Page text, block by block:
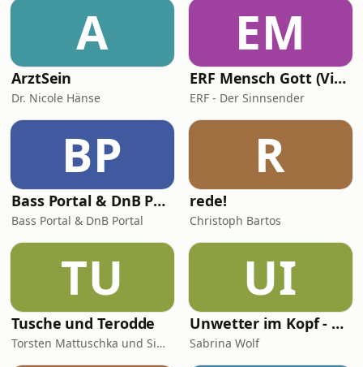
A
ArztSein
Dr. Nicole Hänse
EM
ERF Mensch Gott (Video)
ERF - Der Sinnsender
BP
Bass Portal & DnB Portal
Bass Portal & DnB Portal
R
rede!
Christoph Bartos
TU
Tusche und Terodde
Torsten Mattuschka und Simon Terodde
UI
Unwetter im Kopf - Der Migräne Podcast
Sabrina Wolf